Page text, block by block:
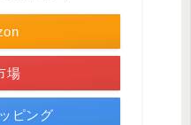
場
ピング